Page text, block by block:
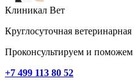
Клиникал Вет
Круглосуточная
Проконсультируем и поможем
+7 499 113 80 52